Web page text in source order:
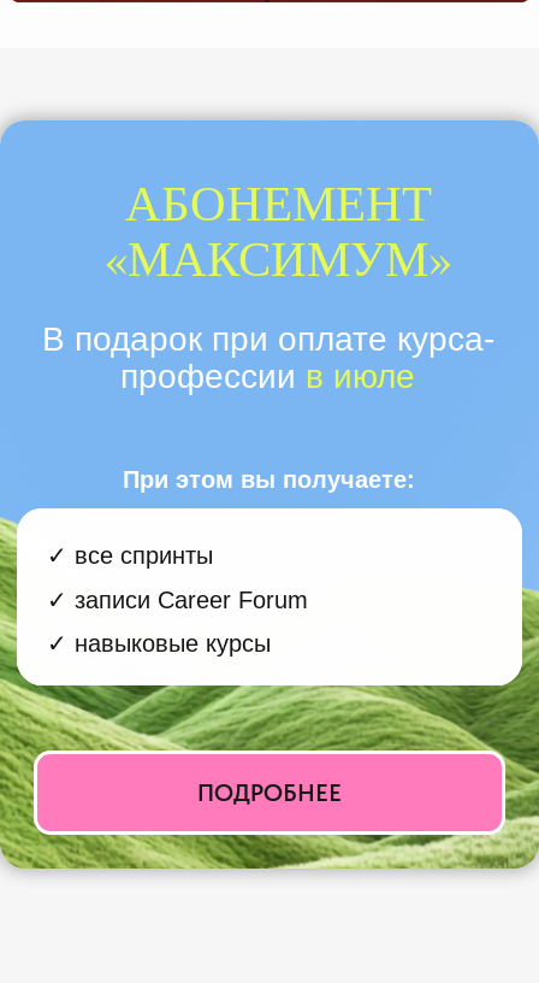
ПОДРОСТКОВ —
ПРОФЕССИЯ, КОТОРАЯ
ВЛИЯЕТ НА ВЫБОР
БУДУЩЕЕ
Каждый год более 1,5–2 миллионов
подростков в России выбирают
наугад или под давлением
Профориентатор даёт опору в этот
момент: помогает подростку
разобраться в себе, увидеть сильные
стороны и принять осознанное
решение, работая в связке с
Поэтому профориентатор — это
социально значимая профессия: вы
помогаете формировать поколение